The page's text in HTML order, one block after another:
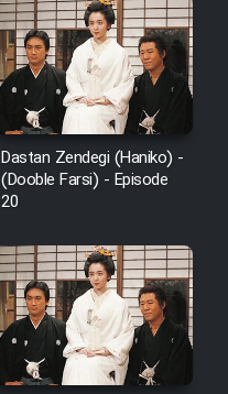
Dastan Zendegi (Haniko) -
(Dooble Farsi) - Episode
20